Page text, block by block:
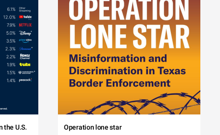
the U.S. Operation lone star